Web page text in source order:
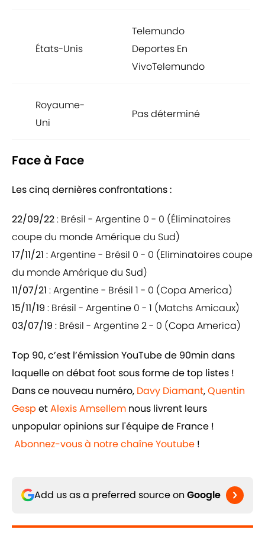
États-Unis
Telemundo
Deportes En
VivoTelemundo
Royaume-
Uni
Pas déterminé
Face à Face
Les cinq dernières confrontations :
22/09/22: Brésil - Argentine 0 - 0 (Éliminatoires
coupe du monde Amérique du Sud)
17/11/21 : Argentine - Brésil 0 - 0 (Eliminatoires coupe
du monde Amérique du Sud)
11/07/21 : Argentine - Brésil 1 - 0 (Copa America)
15/11/19 : Brésil - Argentine 0 - 1 (Matchs Amicaux)
03/07/19 : Brésil - Argentine 2 - 0 (Copa America)
Top 90, c’est l’émission YouTube de 90min dans
laquelle on débat foot sous forme de top listes !
Dans ce nouveau numéro, Davy Diamant,Quentin
Gesp etAlexis Amsellem nous livrent leurs
unpopular opinions sur l'équipe de France !
Abonnez-vous à notre chaîne Youtube !
Add us as a preferred source on Google